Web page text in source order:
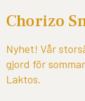
Chorizo
Nyhet! Vår
gjord för
Laktos.